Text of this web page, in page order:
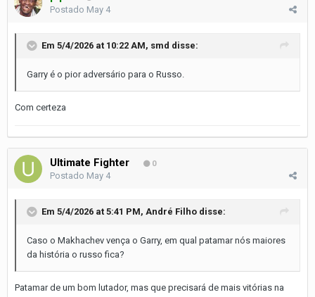
Postado May 4
Em 5/4/2026 at 10:22 AM, smd disse:
Garry é o pior adversário para o Russo.
Com certeza
Ultimate Fighter 0
Postado May 4
Em 5/4/2026 at 5:41 PM, André Filho disse:
Caso o Makhachev vença o Garry, em qual patamar nós maiores
da história o russo fica?
Patamar de um bom lutador, mas que precisará de mais vitórias na